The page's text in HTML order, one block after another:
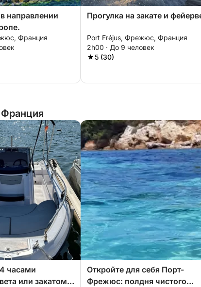
направлении
Франция
Прогулка на закате и
Port Fréjus, Фрежюс, Франция
2h00 · До 9 человек
5 (30)
часами
или закатом,
Откройте для себя Порт-
Фрежюс: полдня чистого